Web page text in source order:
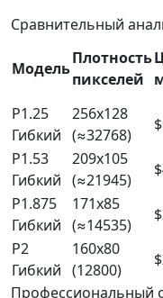
Сравнительный
Модель
Плотность
пикселей
P1.25
Гибкий
256x128
(≈32768)
P1.53
Гибкий
209x105
(≈21945)
P1.875
Гибкий
171x85
(≈14535)
P2
Гибкий
160x80
(12800)
Профессиональный